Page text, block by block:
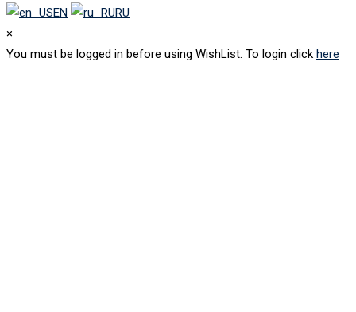
EN
RU
×
You must be logged in before using WishList. To login click here